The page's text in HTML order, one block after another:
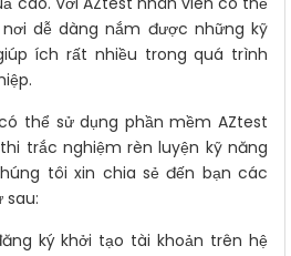
dễ dàng nắm được những kỹ
ích rất nhiều trong quá trình
thể sử dụng phần mềm AZtest
trắc nghiệm rèn luyện kỹ năng
tôi xin chia sẻ đến bạn các
sau:
ký khởi tạo tài khoản trên hệ